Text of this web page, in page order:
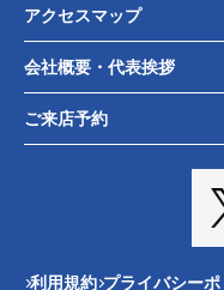
アクセスマップ
会社概要・代表挨拶
ご来店予約
利用規約 プライバシー